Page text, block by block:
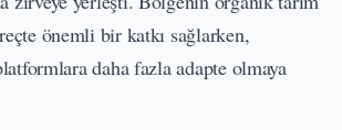
önemli bir katkı sağlarken,
daha fazla adapte olmaya